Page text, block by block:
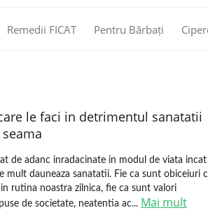
Remedii FICAT Pentru Bărbați
le faci in detrimentul sanatatii
de adanc inradacinate in modul de viata
mult dauneaza sanatatii. Fie ca sunt obiceiuri
rutina noastra zilnica, fie ca sunt valori
de societate, neatentia ac... Mai mult